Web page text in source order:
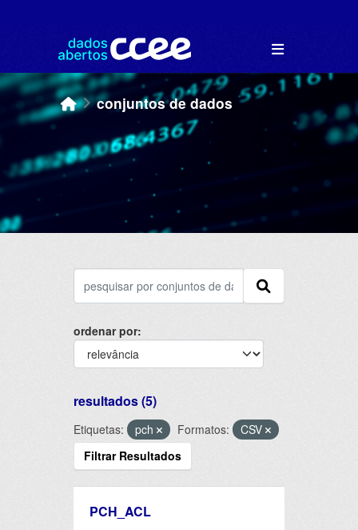
conjuntos de dados
ordenar por
resultados (5)
Etiquetas: pch Formatos:
CSV
Filtrar Resultados
PCH_ACL